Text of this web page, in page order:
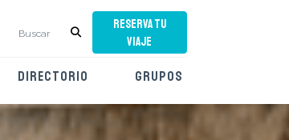
RESERVA TU
VIAJE
DIRECTORIO GRUPOS